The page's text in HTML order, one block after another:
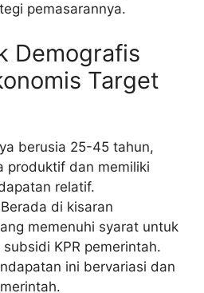
pemasarannya.
Demografis
Target
berusia 25-45 tahun,
produktif dan memiliki
relatif.
Berada di kisaran
memenuhi syarat untuk
KPR pemerintah.
ini bervariasi dan